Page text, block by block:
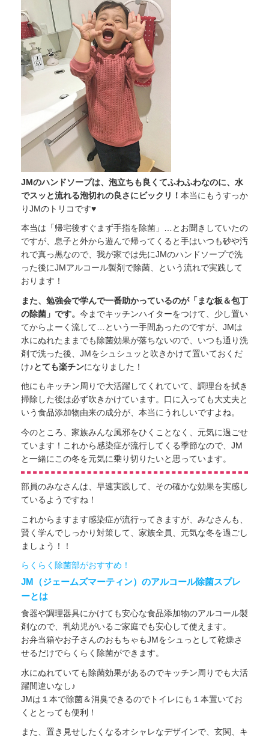
JMのハンドソープは、泡立ちも良くてふわふわなのに、水
でスッと流れる泡切れの良さにビックリ！ 本当にもうすっか
りJMのトリコです♥
本当は「帰宅後すぐまず手指を除菌」…とお聞きしていたの
ですが、息子と外から遊んで帰ってくると手はいつも砂や汚
れで真っ黒なので、我が家では先にJMのハンドソープで洗
った後にJMアルコール製剤で除菌、という流れで実践して
おります！
また、勉強会で学んで一番助かっているのが「まな板＆包丁
の除菌」です。 今までキッチンハイターをつけて、少し置い
てからよーく流して…という一手間あったのですが、JMは
水にぬれたままでも除菌効果が落ちないので、いつも通り洗
剤で洗った後、JMをシュシュッと吹きかけて置いておくだ
け♪とても楽チンになりました！
他にもキッチン周りで大活躍してくれていて、調理台を拭き
掃除した後は必ず吹きかけています。口に入っても大丈夫と
いう食品添加物由来の成分が、本当にうれしいですよね。
今のところ、家族みんな風邪をひくことなく、元気に過ごせ
ています！これから感染症が流行してくる季節なので、JM
と一緒にこの冬を元気に乗り切りたいと思っています。
部員のみなさんは、早速実践して、その確かな効果を実感し
ているようですね！
これからますます感染症が流行ってきますが、みなさんも、
賢く学んでしっかり対策して、家族全員、元気な冬を過ごし
ましょう！！
らくらく除菌部がおすすめ！
JM（ジェームズマーティン）のアルコール除菌スプレ
ーとは
食器や調理器具にかけても安心な食品添加物のアルコール製
剤なので、乳幼児がいるご家庭でも安心して使えます。
お弁当箱やお子さんのおもちゃもJMをシュっとして乾燥さ
せるだけでらくらく除菌ができます。
水にぬれていても除菌効果があるのでキッチン周りでも大活
躍間違いなし♪
JMは１本で除菌＆消臭できるのでトイレにも１本置いてお
くととっても便利！
また、置き見せしたくなるオシャレなデザインで、玄関、キ